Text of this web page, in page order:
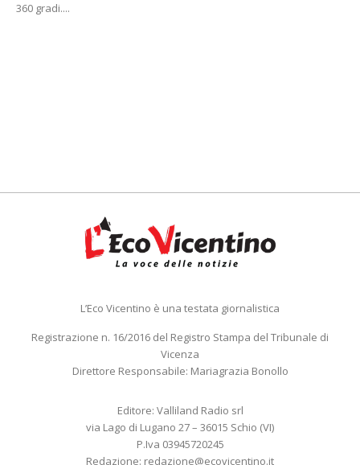
360 gradi....
L’Eco Vicentino è una testata giornalistica
Registrazione n. 16/2016 del Registro Stampa del Tribunale di
Vicenza
Direttore Responsabile: Mariagrazia Bonollo
Editore: Valliland Radio srl
via Lago di Lugano 27 – 36015 Schio (VI)
P.Iva 03945720245
Redazione: redazione@ecovicentino.it